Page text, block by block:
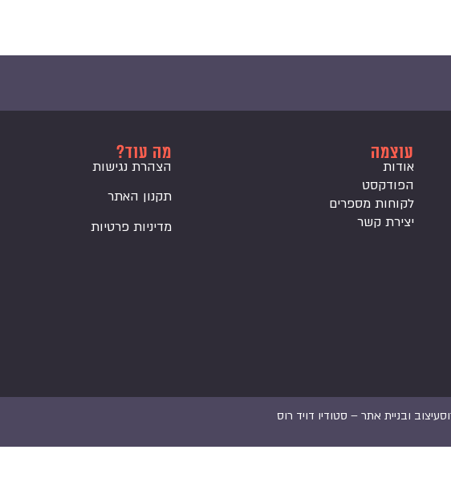
עוצמה
אודות
הפודקסט
לקוחות מספרים
יצירת קשר
מה עוד?
הצהרת נגישות
תקנון האתר
מדיניות פרטיות
עיצוב ובניית אתר – סטודיו דויד רוס